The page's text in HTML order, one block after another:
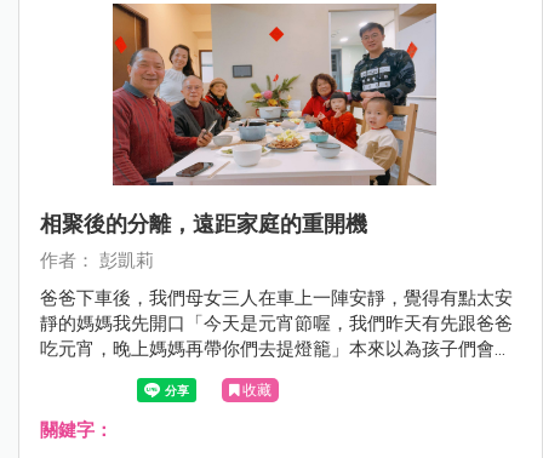
相聚後的分離，遠距家庭的重開機
作者： 彭凱莉
爸爸下車後，我們母女三人在車上一陣安靜，覺得有點太安
靜的媽媽我先開口「今天是元宵節喔，我們昨天有先跟爸爸
吃元宵，晚上媽媽再帶你們去提燈籠」本來以為孩子們會如
往常一言一句討論要去哪？沒想到回覆我的又是一陣安靜～
收藏
關鍵字：